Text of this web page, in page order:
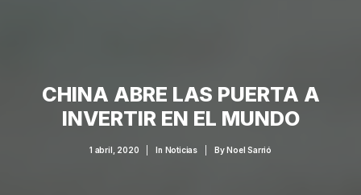
CHINA ABRE LAS PUERTA A
INVERTIR EN EL MUNDO
1 abril, 2020 In Noticias ByNoel Sarrió